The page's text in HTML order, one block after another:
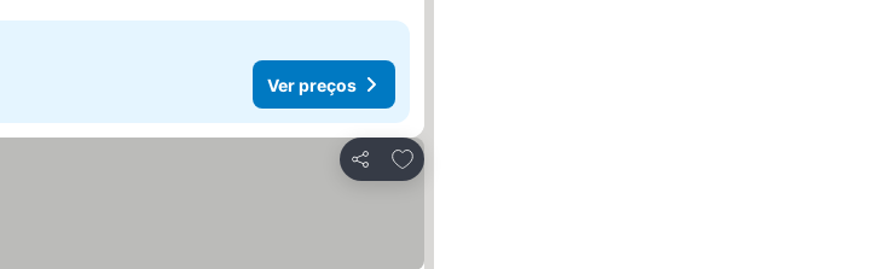
Ver preços
Partilhar
Adicionar aos favoritos